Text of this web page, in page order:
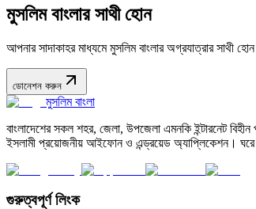
মুসলিম বাংলার সাথী হোন
আপনার সাদাকাহর মাধ্যমে মুসলিম বাংলার অগ্রযাত্রার সাথী
ডোনেশন করুন
মুসলিম বাংলা
বাংলাদেশের সকল শহর, জেলা, উপজেলা এমনকি ইন্টারনেট বিহীন
ইসলামী প্রয়োজনীয় আইফোন ও এন্ড্রয়েড অ্যাপ্লিকেশন। ঘরে
গুরুত্বপূর্ণ লিংক